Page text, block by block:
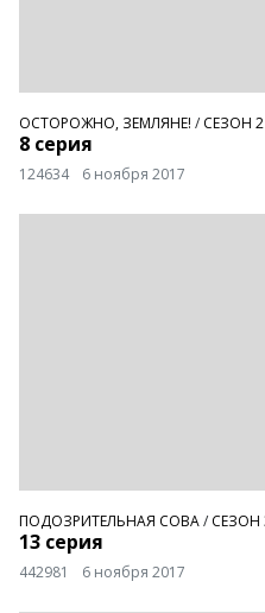
ОСТОРОЖНО, ЗЕМЛЯНЕ! / СЕЗОН 2
8 серия
124634 6 ноября 2017
ПОДОЗРИТЕЛЬНАЯ СОВА/ СЕЗОН
13 серия
442981 6 ноября 2017